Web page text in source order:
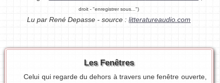
droit - "enregistrer sous...")
Lu par René Depasse - source :litteratureaudio.com
Les Fenêtres
Celui qui regarde du dehors à travers une fenêtre ouverte,